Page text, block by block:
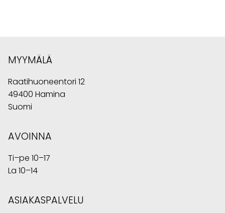
MYYMÄLÄ
Raatihuoneentori 12
49400 Hamina
Suomi
AVOINNA
Ti–pe 10–17
La 10–14
ASIAKASPALVELU